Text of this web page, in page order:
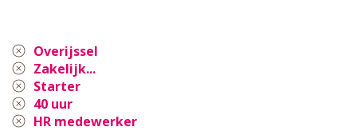
Overijssel
Zakelijk...
Starter
40 uur
HR medewerker